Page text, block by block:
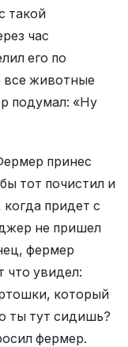
такой
час
его по
все животные
подумал: «Ну
принес
тот почистил и
придет с
не пришел
фермер
что увидел:
который
ты тут сидишь?
фермер.